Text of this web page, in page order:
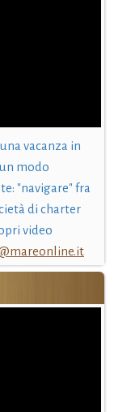
vacanza in
modo
"navigare" fra
di charter
video